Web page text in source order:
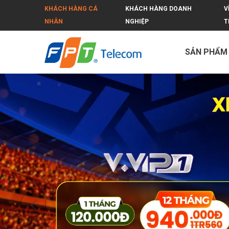
KHÁCH HÀNG CÁ
NHÂN
KHÁCH HÀNG DOANH
NGHIỆP
SẢN PHẨM
Demo